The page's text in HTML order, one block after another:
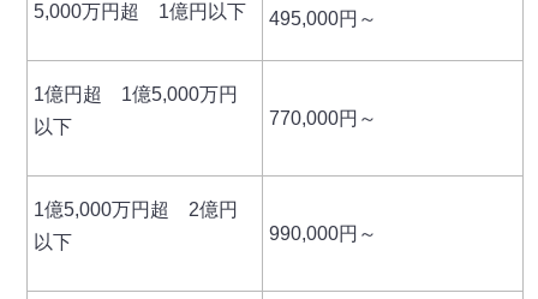
5,000万円超 1億円以下 495,000円～
1億円超 1億5,000万円
以下
770,000円～
1億5,000万円超 2億円
以下
990,000円～